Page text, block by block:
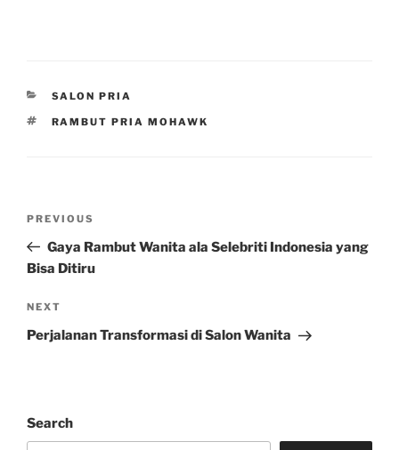
CATEGORIES
SALON PRIA
TAGS
RAMBUT PRIA MOHAWK
Previous
Post
PREVIOUS
Gaya Rambut Wanita ala Selebriti Indonesia yang
Bisa Ditiru
Next
Post
NEXT
Perjalanan Transformasi di Salon Wanita
Search